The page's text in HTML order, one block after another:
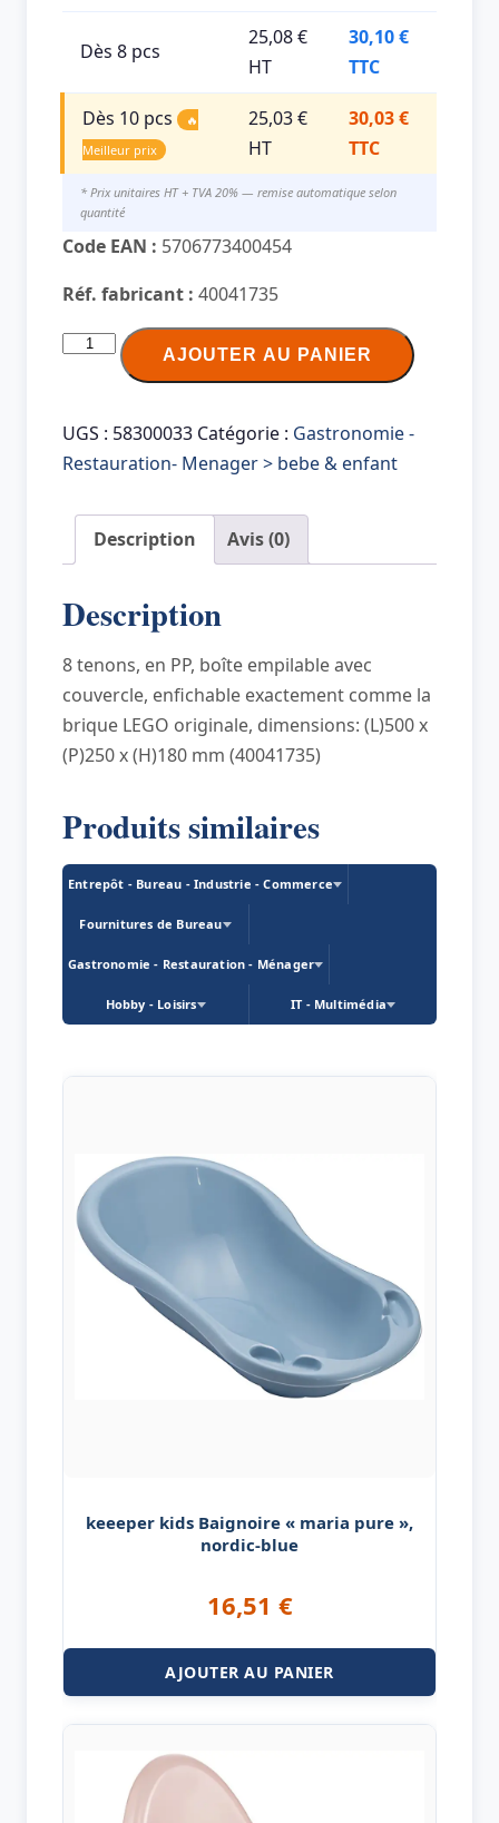
Dès 8 pcs
25,08 €
HT
30,10 €
TTC
Dès 10 pcs
🔥
Meilleur prix
25,03 €
HT
30,03 €
TTC
* Prix unitaires HT + TVA 20% — remise automatique selon
quantité
Code EAN : 5706773400454
Réf. fabricant : 40041735
quantité
Brique
de
STORAGE
BRICK
12
blanc
AJOUTER AU PANIER
UGS : 58300033 Catégorie : Gastronomie -
Restauration- Menager > bebe & enfant
Description Avis (0)
Description
8 tenons, en PP, boîte empilable avec
couvercle, enfichable exactement comme la
brique LEGO originale, dimensions: (L)500 x
(P)250 x (H)180 mm (40041735)
Produits similaires
Entrepôt - Bureau - Industrie - Commerce
Fournitures de Bureau
Gastronomie - Restauration - Ménager
Hobby - Loisirs IT - Multimédia
keeeper kids Baignoire « maria pure »,
nordic-blue
16,51 €
AJOUTER AU PANIER